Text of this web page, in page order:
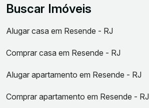
Buscar Imóveis
Alugar casa em Resende - RJ
Comprar casa em Resende - RJ
Alugar apartamento em Resende - RJ
Comprar apartamento em Resende - RJ